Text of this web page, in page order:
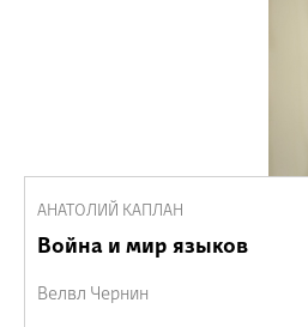
Война и мир языков
АНАТОЛИЙ КАПЛАН
Велвл Чернин